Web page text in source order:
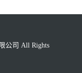
公司 All Rights